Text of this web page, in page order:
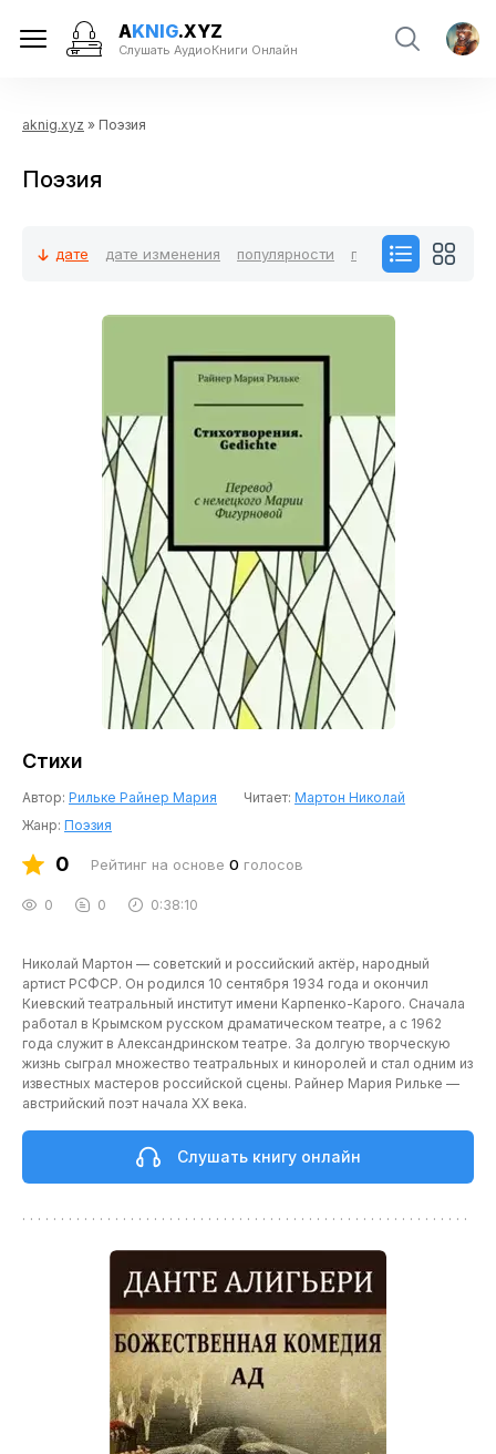
AKNIG.XYZ
Слушать АудиоКниги Онлайн
aknig.xyz » Поэзия
Поэзия
дате дате изменения популярности посещаемости
Стихи
Автор: Рильке Райнер Мария Читает: Мартон Николай
Жанр: Поэзия
0 Рейтинг на основе 0 голосов
0 0 0:38:10
Николай Мартон — советский и российский актёр, народный
артист РСФСР. Он родился 10 сентября 1934 года и окончил
Киевский театральный институт имени Карпенко-Карого. Сначала
работал в Крымском русском драматическом театре, а с 1962
года служит в Александринском театре. За долгую творческую
жизнь сыграл множество театральных и киноролей и стал одним из
известных мастеров российской сцены. Райнер Мария Рильке —
австрийский поэт начала XX века.
Слушать книгу онлайн